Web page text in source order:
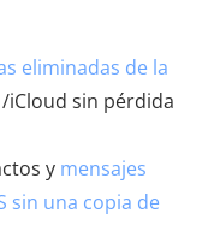
eliminadas de la
/iCloud sin pérdida
y mensajes
sin una copia de